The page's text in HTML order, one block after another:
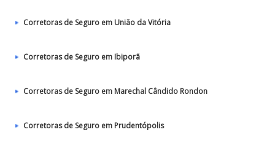
Corretoras de Seguro em União da Vitória
Corretoras de Seguro em Ibiporã
Corretoras de Seguro em Marechal Cândido Rondon
Corretoras de Seguro em Prudentópolis